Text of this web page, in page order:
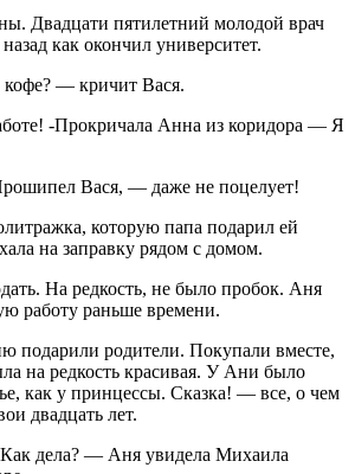
Двадцати пятилетний молодой врач
как окончил университет.
— кричит Вася.
-Прокричала Анна из коридора — Я
Вася, — даже не поцелует!
которую папа подарил ей
на заправку рядом с домом.
На редкость, не было пробок. Аня
работу раньше времени.
родители. Покупали вместе,
на редкость красивая. У Ани было
как у принцессы. Сказка! — все, о чем
двадцать лет.
дела? — Аня увидела Михаила